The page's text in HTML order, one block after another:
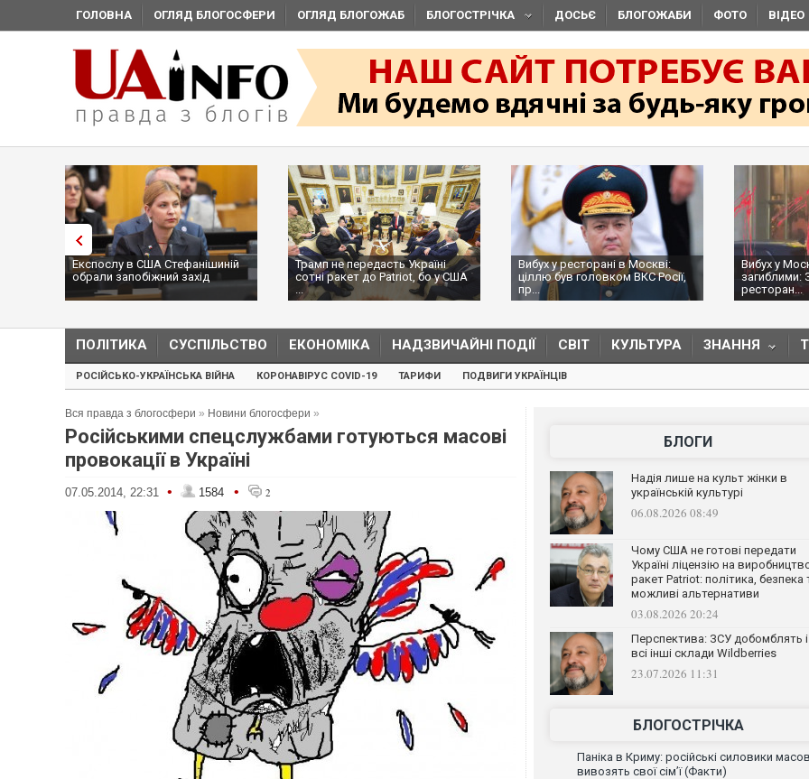
ГОЛОВНА ОГЛЯД БЛОГОСФЕРИ ОГЛЯД БЛОГОЖАБ БЛОГОСТРІЧКА ДОСЬЄ БЛОГОЖАБИ ФОТО ВІДЕО
Експослу в США Стефанішиній
обрали запобіжний захід
Трамп не передасть Україні
сотні ракет до Patriot, бо у США
...
Вибух у ресторані в Москві:
ціллю був головком ВКС Росії,
пр...
Вибух у
загиблими:
ресторан...
ПОЛІТИКА СУСПІЛЬСТВО ЕКОНОМІКА НАДЗВИЧАЙНІ ПОДІЇ СВІТ КУЛЬТУРА ЗНАННЯ
РОСІЙСЬКО-УКРАЇНСЬКА ВІЙНА КОРОНАВІРУС COVID-19 ТАРИФИ ПОДВИГИ УКРАЇНЦІВ
Вся правда з блогосфери » Новини блогосфери »
Російськими спецслужбами готуються масові
провокації в Україні
07.05.2014, 22:31 • 1584 • 2
БЛОГИ
Надія лише на культ жінки в
українській культурі
06.08.2026 08:49
Чому США не готові передати
Україні ліцензію на
ракет Patriot: політика, безпека
можливі альтернативи
03.08.2026 20:24
Перспектива: ЗСУ добомблять і
всі інші склади Wildberries
23.07.2026 11:31
БЛОГОСТРІЧКА
Паніка в Криму: російські силовики
вивозять свої сім’ї (Факти)